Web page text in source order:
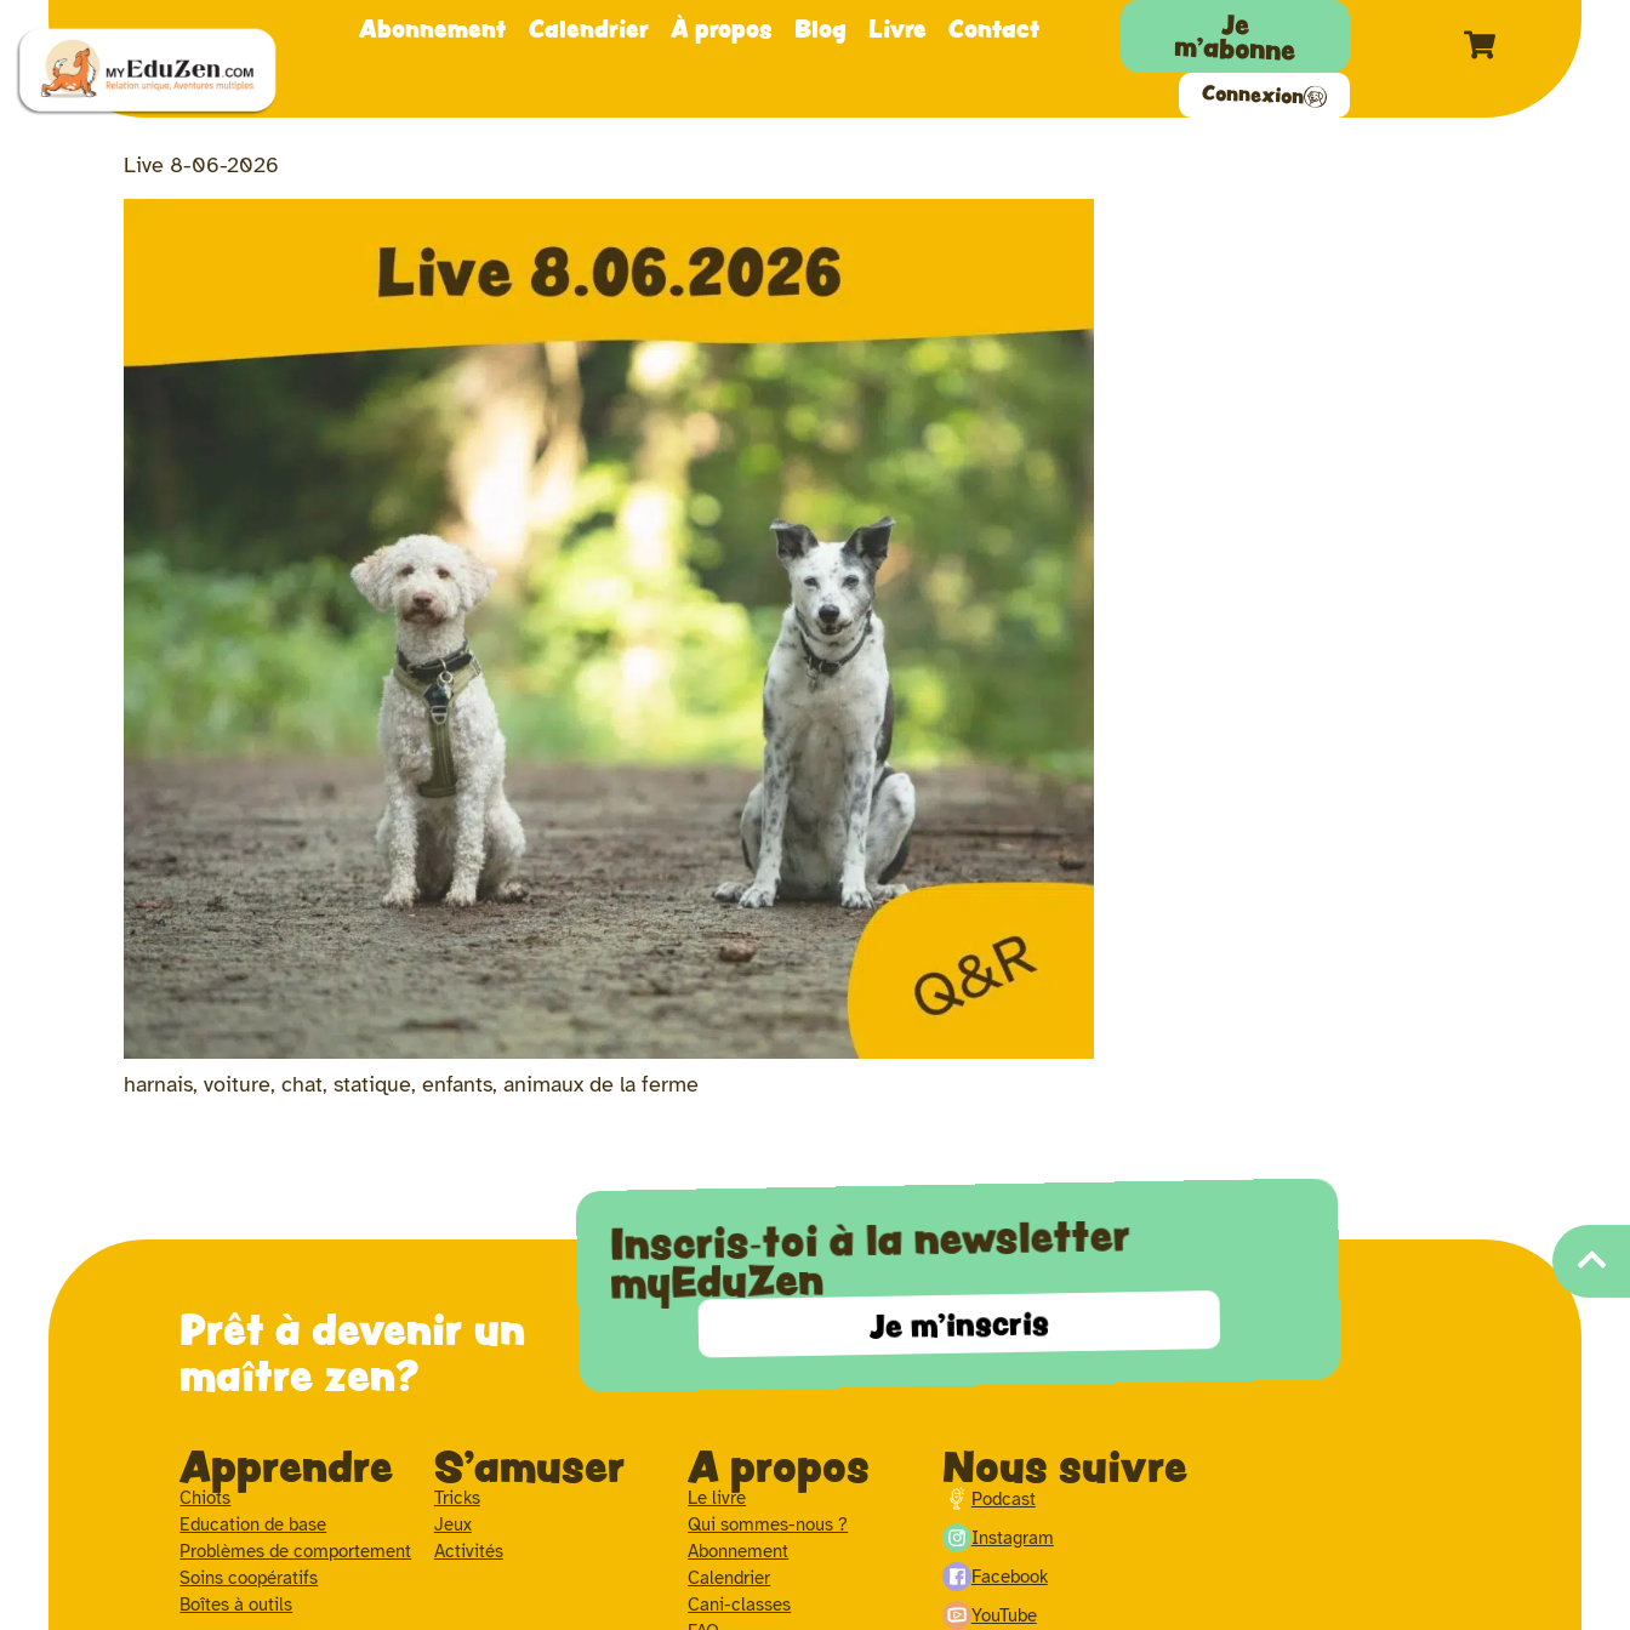
Abonnement Calendrier À propos Blog Livre Contact Je
m'abonne
Connexion
Live 8-06-2026
harnais, voiture, chat, statique, enfants, animaux de la ferme
Prêt à devenir un
maître zen?
Inscris-toi à la newsletter
myEduZen
Je m'inscris
Apprendre
Chiots
Education de base
Problèmes de comportement
Soins coopératifs
Boîtes à outils
S'amuser
Tricks
Jeux
Activités
A propos
Le livre
Qui sommes-nous ?
Abonnement
Calendrier
Cani-classes
Nous suivre
Podcast
Instagram
Facebook
YouTube